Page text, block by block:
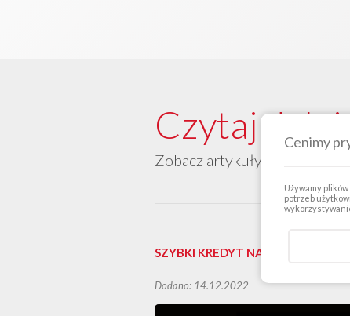
Czytaj dalej
Zobacz artykuły kategorii
SZYBKI KREDYT NA 60 DNI
Dodano: 14.12.2022
Cenimy
Używamy
potrzeb